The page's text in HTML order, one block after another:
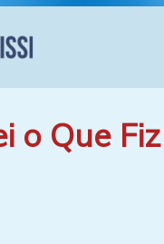
o Que